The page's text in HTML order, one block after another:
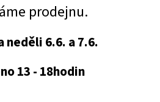
prodejnu.
neděli 6.6. a 7.6.
13 - 18hodin